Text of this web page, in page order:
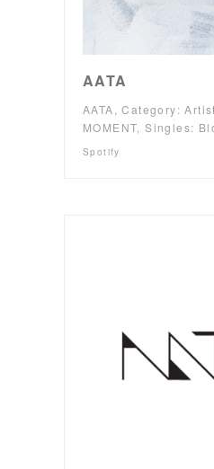
AATA, Category: